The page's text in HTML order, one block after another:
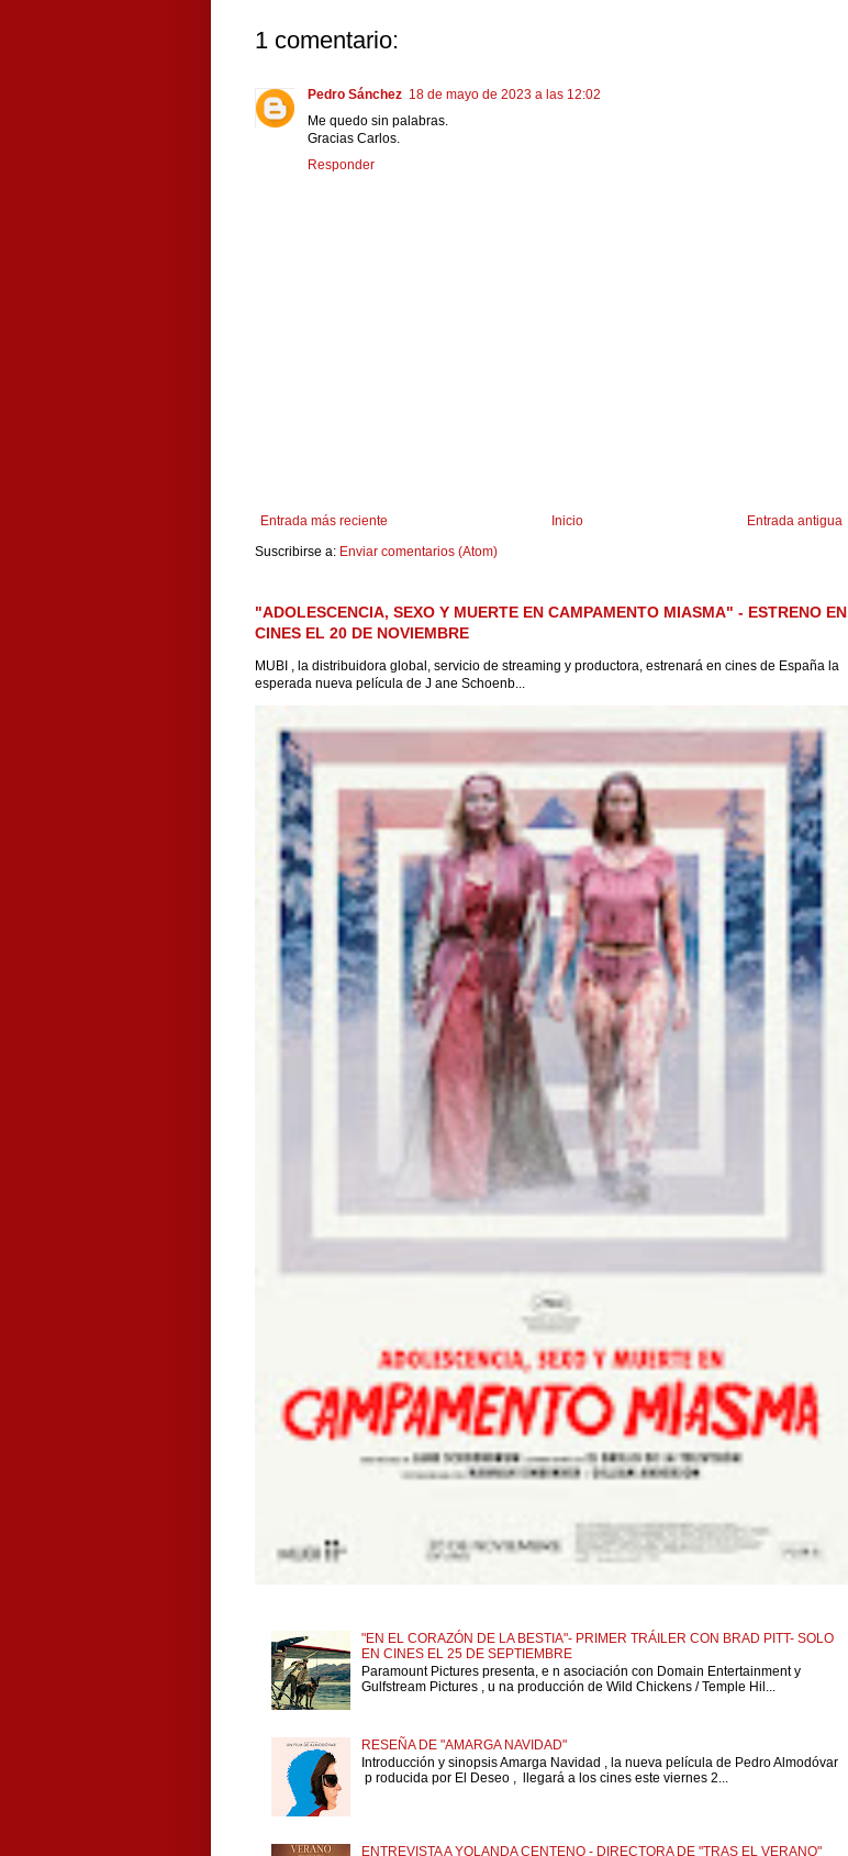
1 comentario:
Pedro Sánchez 18 de mayo de 2023 a las 12:02
Me quedo sin palabras.
Gracias Carlos.
Responder
Entrada más reciente Entrada antigua
Inicio
Suscribirse a: Enviar comentarios (Atom)
"ADOLESCENCIA, SEXO Y MUERTE EN CAMPAMENTO MIASMA" - ESTRENO EN
CINES EL 20 DE NOVIEMBRE
MUBI , la distribuidora global, servicio de streaming y productora, estrenará en cines de España la
esperada nueva película de J ane Schoenb...
"EN EL CORAZÓN DE LA BESTIA"- PRIMER TRÁILER CON BRAD PITT- SOLO
EN CINES EL 25 DE SEPTIEMBRE
Paramount Pictures presenta, e n asociación con Domain Entertainment y
Gulfstream Pictures , u na producción de Wild Chickens / Temple Hil...
RESEÑA DE "AMARGA NAVIDAD"
Introducción y sinopsis Amarga Navidad , la nueva película de Pedro Almodóvar
p roducida por El Deseo , llegará a los cines este viernes 2...
ENTREVISTA A YOLANDA CENTENO - DIRECTORA DE "TRAS EL VERANO"